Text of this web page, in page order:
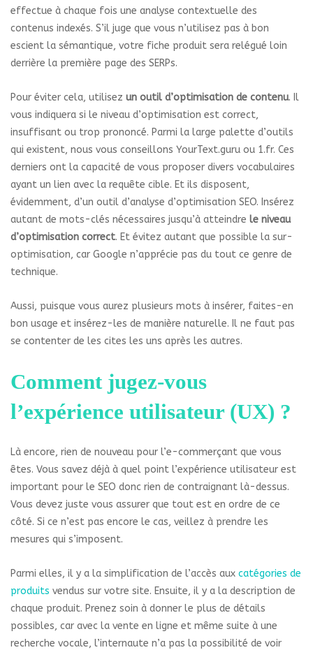
effectue à chaque fois une analyse contextuelle des
contenus indexés. S’il juge que vous n’utilisez pas à bon
escient la sémantique, votre fiche produit sera relégué loin
derrière la première page des SERPs.
Pour éviter cela, utilisez un outil d’optimisation de contenu. Il
vous indiquera si le niveau d’optimisation est correct,
insuffisant ou trop prononcé. Parmi la large palette d’outils
qui existent, nous vous conseillons YourText.guru ou 1.fr. Ces
derniers ont la capacité de vous proposer divers vocabulaires
ayant un lien avec la requête cible. Et ils disposent,
évidemment, d’un outil d’analyse d’optimisation SEO. Insérez
autant de mots-clés nécessaires jusqu’à atteindre le niveau
d’optimisation correct. Et évitez autant que possible la sur-
optimisation, car Google n’apprécie pas du tout ce genre de
technique.
Aussi, puisque vous aurez plusieurs mots à insérer, faites-en
bon usage et insérez-les de manière naturelle. Il ne faut pas
se contenter de les cites les uns après les autres.
Comment jugez-vous
l’expérience utilisateur (UX) ?
Là encore, rien de nouveau pour l’e-commerçant que vous
êtes. Vous savez déjà à quel point l’expérience utilisateur est
important pour le SEO donc rien de contraignant là-dessus.
Vous devez juste vous assurer que tout est en ordre de ce
côté. Si ce n’est pas encore le cas, veillez à prendre les
mesures qui s’imposent.
Parmi elles, il y a la simplification de l’accès aux catégories de
produits vendus sur votre site. Ensuite, il y a la description de
chaque produit. Prenez soin à donner le plus de détails
possibles, car avec la vente en ligne et même suite à une
recherche vocale, l’internaute n’a pas la possibilité de voir